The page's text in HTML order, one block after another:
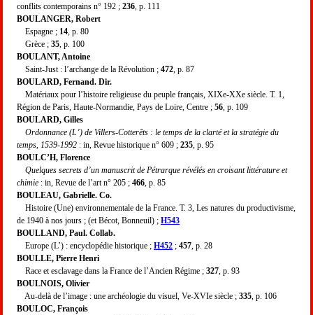
conflits contemporains n° 192 ; 236 , p. 111
BOULANGER, Robert
Espagne ; 14 , p. 80
Grèce ; 35 , p. 100
BOULANT, Antoine
Saint-Just : l’archange de la Révolution ; 472 , p. 87
BOULARD, Fernand. Dir.
Matériaux pour l’histoire religieuse du peuple français, XIXe-XXe siècle. T. 1,
Région de Paris, Haute-Normandie, Pays de Loire, Centre ; 56 , p. 109
BOULARD, Gilles
Ordonnance (L’) de Villers-Cotterêts : le temps de la clarté et la stratégie du
temps, 1539-1992 : in, Revue historique n° 609 ; 235 , p. 95
BOULC’H, Florence
Quelques secrets d’un manuscrit de Pétrarque révélés en croisant littérature et
chimie : in, Revue de l’art n° 205 ; 466 , p. 85
BOULEAU, Gabrielle. Co.
Histoire (Une) environnementale de la France. T. 3, Les natures du productivisme,
de 1940 à nos jours ; (et Bécot, Bonneuil) ; H543
BOULLAND, Paul. Collab.
Europe (L’) : encyclopédie historique ; H452 ; 457 , p. 28
BOULLE, Pierre Henri
Race et esclavage dans la France de l’Ancien Régime ; 327 , p. 93
BOULNOIS, Olivier
Au-delà de l’image : une archéologie du visuel, Ve-XVIe siècle ; 335 , p. 106
BOULOC, François